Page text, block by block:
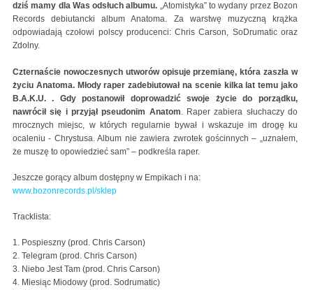
dziś mamy dla Was odsłuch albumu. „Atomistyka” to wydany przez Bozon
Records debiutancki album Anatoma. Za warstwę muzyczną krążka
odpowiadają czołowi polscy producenci: Chris Carson, SoDrumatic oraz
Zdolny.
Czternaście nowoczesnych utworów opisuje przemianę, która zaszła w
życiu Anatoma. Młody raper zadebiutował na scenie kilka lat temu jako
B.A.K.U. . Gdy postanowił doprowadzić swoje życie do porządku,
nawrócił się i przyjął pseudonim Anatom. Raper zabiera słuchaczy do
mrocznych miejsc, w których regularnie bywał i wskazuje im drogę ku
ocaleniu - Chrystusa. Album nie zawiera zwrotek gościnnych – „uznałem,
że muszę to opowiedzieć sam” – podkreśla raper.
Jeszcze gorący album dostępny w Empikach i na:
www.bozonrecords.pl/sklep
Tracklista:
1. Pospieszny (prod. Chris Carson)
2. Telegram (prod. Chris Carson)
3. Niebo Jest Tam (prod. Chris Carson)
4. Miesiąc Miodowy (prod. Sodrumatic)